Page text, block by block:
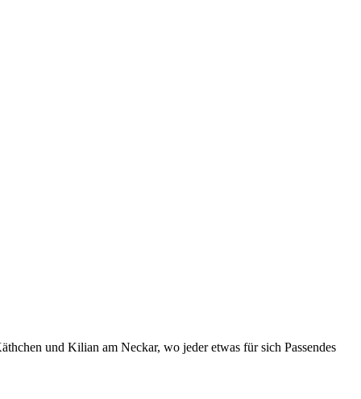
und Kilian am Neckar, wo jeder etwas für sich Passendes